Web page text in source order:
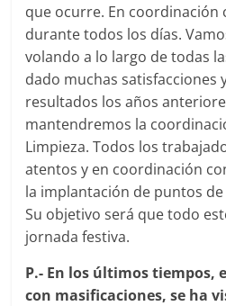
que ocurre. En coordinación
durante todos los días.
volando a lo largo de todas
dado muchas satisfacciones
resultados los años
mantendremos la
Limpieza. Todos los
atentos y en coordinación
la implantación de puntos
Su objetivo será que todo
jornada festiva.
P.- En los últimos tiempos,
con masificaciones, se ha